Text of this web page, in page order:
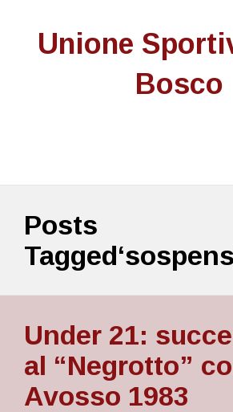
Unione
Bosco
Posts
Under 21:
al “Negrotto”
Avosso 1983